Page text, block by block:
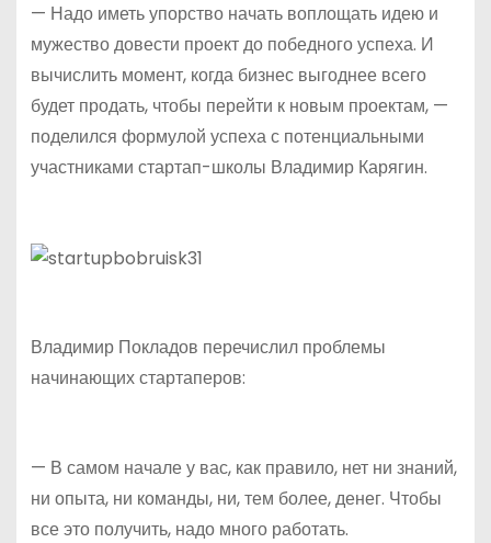
— Надо иметь упорство начать воплощать идею и
мужество довести проект до победного успеха. И
вычислить момент, когда бизнес выгоднее всего
будет продать, чтобы перейти к новым проектам, —
поделился формулой успеха с потенциальными
участниками стартап-школы Владимир Карягин.
Владимир Покладов перечислил проблемы
начинающих стартаперов:
— В самом начале у вас, как правило, нет ни знаний,
ни опыта, ни команды, ни, тем более, денег. Чтобы
все это получить, надо много работать.